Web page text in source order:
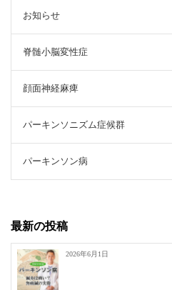
お知らせ
脊髄小脳変性症
顔面神経麻痺
パーキンソニズム症候群
パーキンソン病
最新の投稿
2026年6月1日